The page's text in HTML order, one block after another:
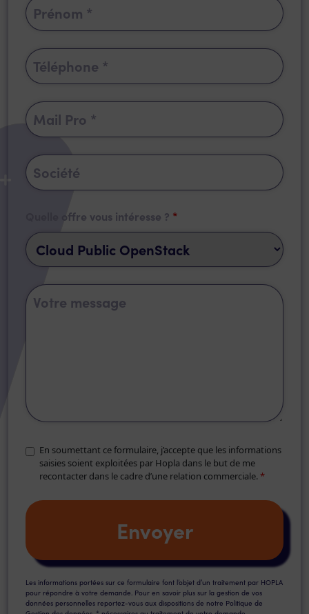
Quelle offre vous intéresse ? *
En soumettant ce formulaire, j’accepte que les informations
saisies soient exploitées par Hopla dans le but de me
recontacter dans le cadre d’une relation commerciale.*
Les informations portées sur ce formulaire font l’objet d’un traitement par HOPLA
pour répondre à votre demande. Pour en savoir plus sur la gestion de vos
données personnelles reportez-vous aux dispositions de notre Politique de